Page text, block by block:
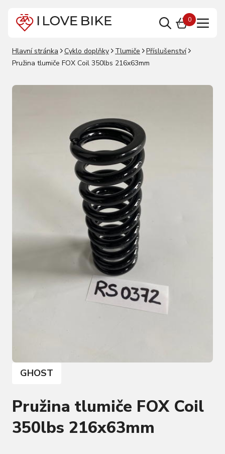
0
Hlavní stránka Cyklo doplňky Tlumiče
Příslušenství
Pružina tlumiče FOX Coil 350lbs 216x63mm
GHOST
Pružina tlumiče FOX Coil
350lbs 216x63mm